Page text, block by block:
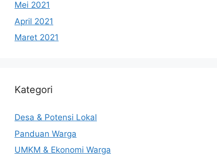
Mei 2021
April 2021
Maret 2021
Kategori
Desa & Potensi Lokal
Panduan Warga
UMKM & Ekonomi Warga